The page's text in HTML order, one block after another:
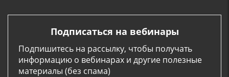
Подписаться на вебинары
Подпишитесь на рассылку, чтобы получать
информацию о вебинарах и другие полезные
материалы (без спама)